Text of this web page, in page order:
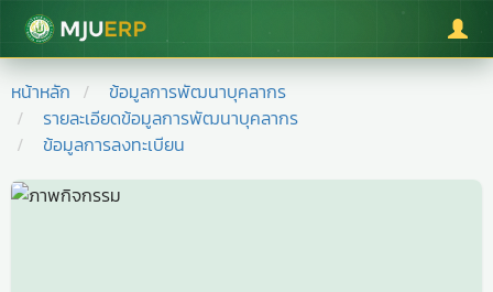
มหาวิทยาลัยแม่โจ้
หน้าหลัก
ข้อมูลการพัฒนาบุคลากร
รายละเอียดข้อมูลการพัฒนาบุคลากร
ข้อมูลการลงทะเบียน